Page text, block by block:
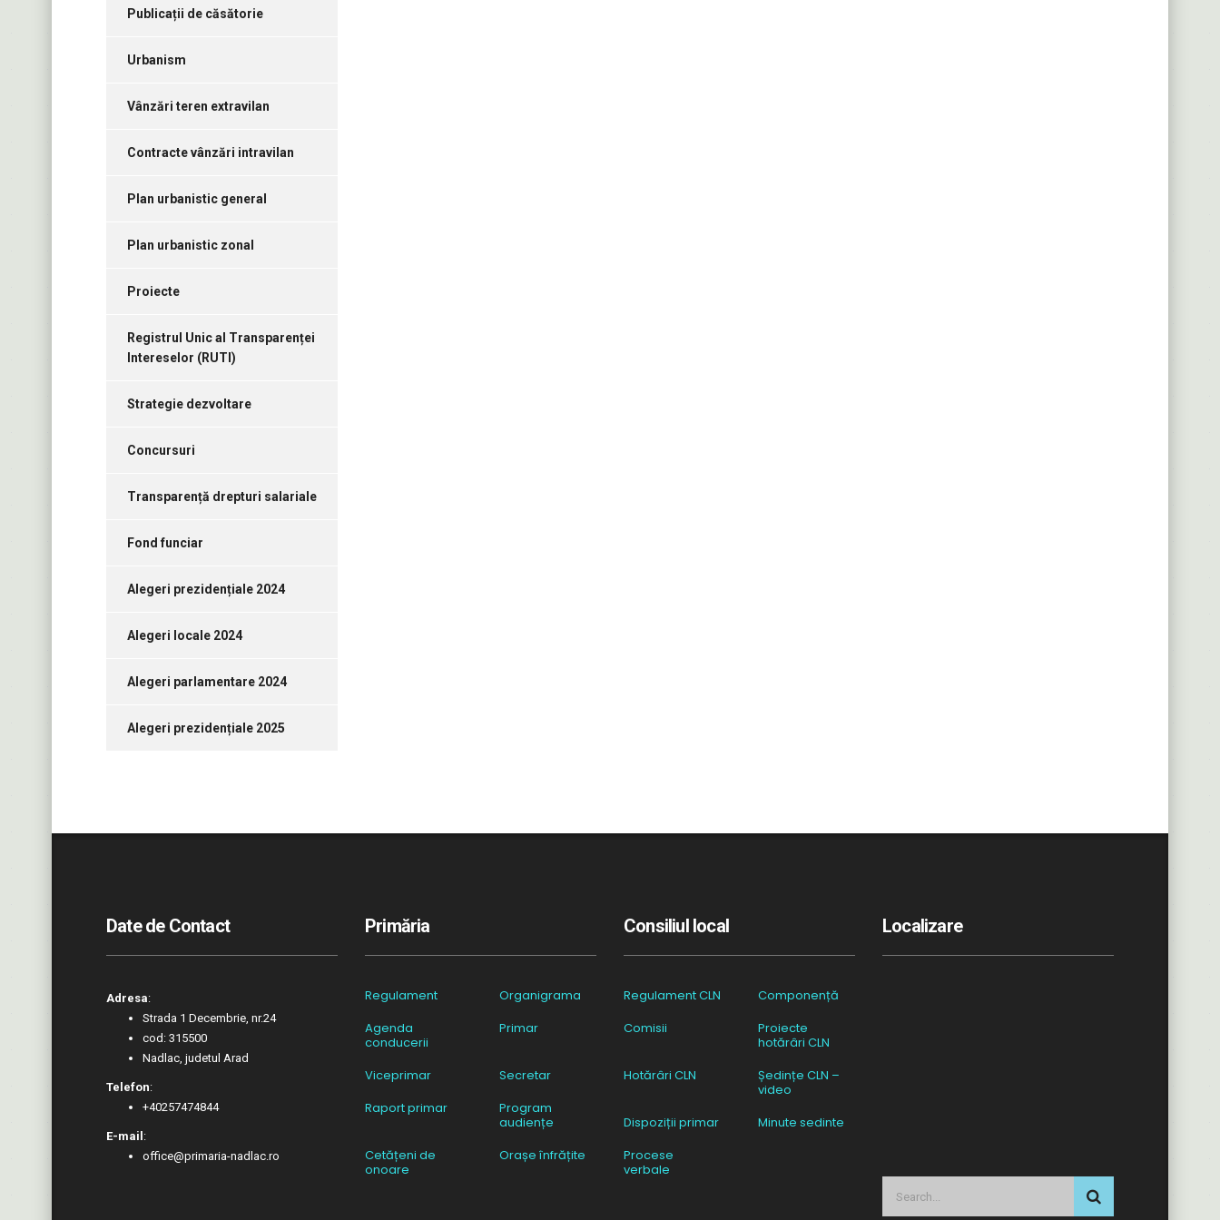
Publicații de căsătorie
Urbanism
Vânzări teren extravilan
Contracte vânzări intravilan
Plan urbanistic general
Plan urbanistic zonal
Proiecte
Registrul Unic al Transparenței
Intereselor (RUTI)
Strategie dezvoltare
Concursuri
Transparență drepturi salariale
Fond funciar
Alegeri prezidențiale 2024
Alegeri locale 2024
Alegeri parlamentare 2024
Alegeri prezidențiale 2025
Date de Contact
Adresa:
Strada 1 Decembrie, nr.24
cod: 315500
Nadlac, judetul Arad
Telefon:
+40257474844
E-mail :
office@primaria-nadlac.ro
Primăria
Regulament
Organigrama
Agenda
conducerii
Primar
Viceprimar
Secretar
Raport primar
Program
audiențe
Cetățeni de
onoare
Orașe înfrățite
Consiliul local
Regulament CLN
Componență
Comisii
Proiecte
hotărâri CLN
Hotărâri CLN
Ședințe CLN –
video
Dispoziții primar
Minute sedinte
Procese
verbale
Localizare